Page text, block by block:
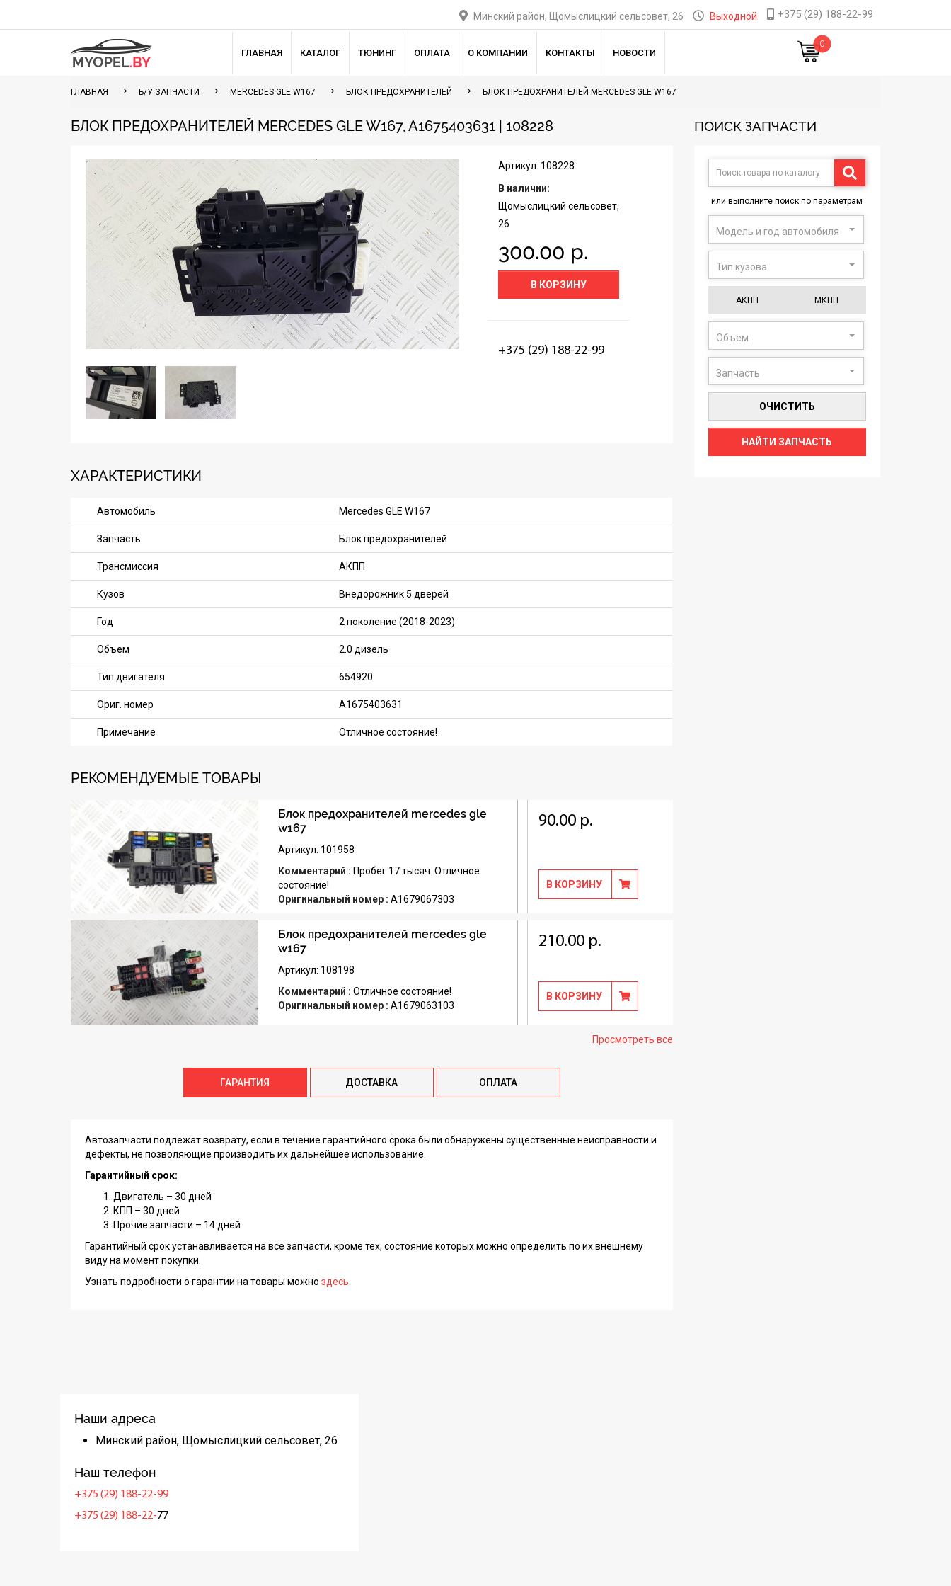
Минский район, Щомыслицкий сельсовет, 26 Выходной +375 (29) 188-22-99
ГЛАВНАЯ КАТАЛОГ ТЮНИНГ ОПЛАТА О КОМПАНИИ КОНТАКТЫ НОВОСТИ
0
ГЛАВНАЯ Б/У ЗАПЧАСТИ MERCEDES GLE W167 БЛОК ПРЕДОХРАНИТЕЛЕЙ БЛОК ПРЕДОХРАНИТЕЛЕЙ MERCEDES GLE W167
БЛОК ПРЕДОХРАНИТЕЛЕЙ MERCEDES GLE W167, A1675403631 | 108228
Артикул: 108228
В наличии:
Щомыслицкий сельсовет,
26
300.00 р.
В КОРЗИНУ
+375 (29) 188-22-99
ХАРАКТЕРИСТИКИ
Автомобиль Mercedes GLE W167
Запчасть Блок предохранителей
Трансмиссия АКПП
Кузов Внедорожник 5 дверей
Год 2 поколение (2018-2023)
Объем 2.0 дизель
Тип двигателя 654920
Ориг. номер A1675403631
Примечание Отличное состояние!
РЕКОМЕНДУЕМЫЕ ТОВАРЫ
Блок предохранителей mercedes gle
w167
Артикул: 101958
Комментарий : Пробег 17 тысяч. Отличное
состояние!
Оригинальный номер : A1679067303
90.00 р.
В КОРЗИНУ
Блок предохранителей mercedes gle
w167
Артикул: 108198
Комментарий : Отличное состояние!
Оригинальный номер : A1679063103
210.00 р.
В КОРЗИНУ
Просмотреть все
ГАРАНТИЯ ДОСТАВКА ОПЛАТА
Автозапчасти подлежат возврату, если в течение гарантийного срока были обнаружены существенные неисправности и
дефекты, не позволяющие производить их дальнейшее использование.
Гарантийный срок:
Двигатель – 30 дней
КПП – 30 дней
Прочие запчасти – 14 дней
Гарантийный срок устанавливается на все запчасти, кроме тех, состояние которых можно определить по их внешнему
виду на момент покупки.
Узнать подробности о гарантии на товары можно здесь
ПОИСК ЗАПЧАСТИ
или выполните поиск по параметрам
Модель и год автомобиля
Тип кузова
АКПП МКПП
Объем
Запчасть
ОЧИСТИТЬ
НАЙТИ ЗАПЧАСТЬ
Наши адреса
Минский район, Щомыслицкий сельсовет, 26
Наш телефон
+375 (29) 188-22-99
+375 (29) 188-22-77